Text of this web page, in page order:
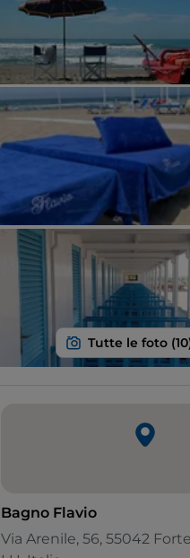
Bagno Flavio
Via Arenile, 56, 55042